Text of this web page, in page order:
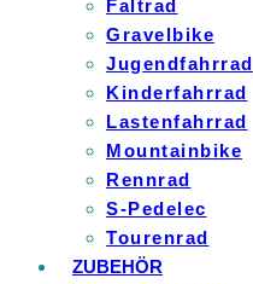
Faltrad
Gravelbike
Jugendfahrrad
Kinderfahrrad
Lastenfahrrad
Mountainbike
Rennrad
S-Pedelec
Tourenrad
ZUBEHÖR